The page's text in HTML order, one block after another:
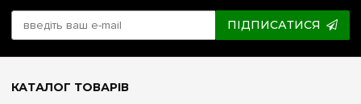
ПІДПИСАТИСЯ
КАТАЛОГ ТОВАРІВ